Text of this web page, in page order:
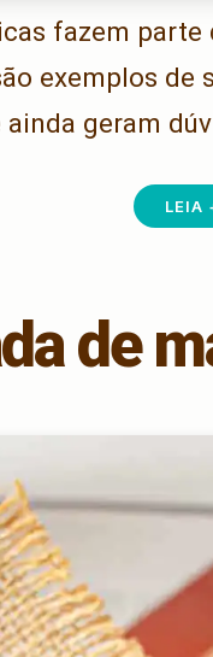
fazem
exemplos
ainda geram
LEIA
de